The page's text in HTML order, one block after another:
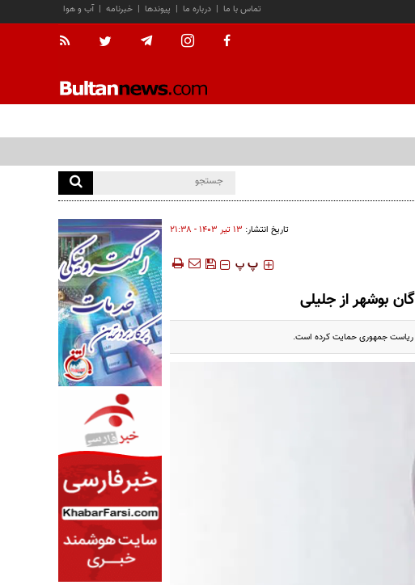
آب و هوا | خبرنامه | پیوندها | درباره ما | تماس با ما
تاریخ انتشار: ۱۳ تير ۱۴۰۳ - ۲۱:۳۸
‍‍‍ پ پ
بوشهر از جلیلی
ریاست جمهوری حمایت کرده است.